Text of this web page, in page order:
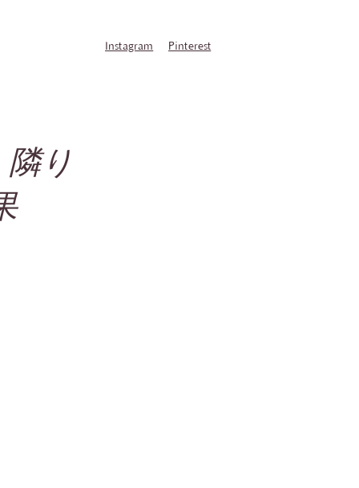
Instagram Pinterest
り